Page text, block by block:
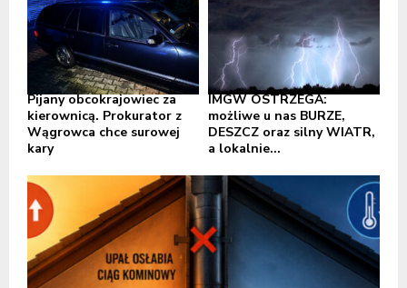
Pijany obcokrajowiec za
kierownicą. Prokurator z
Wągrowca chce surowej
kary
IMGW OSTRZEGA:
możliwe u nas BURZE,
DESZCZ oraz silny WIATR,
a lokalnie...